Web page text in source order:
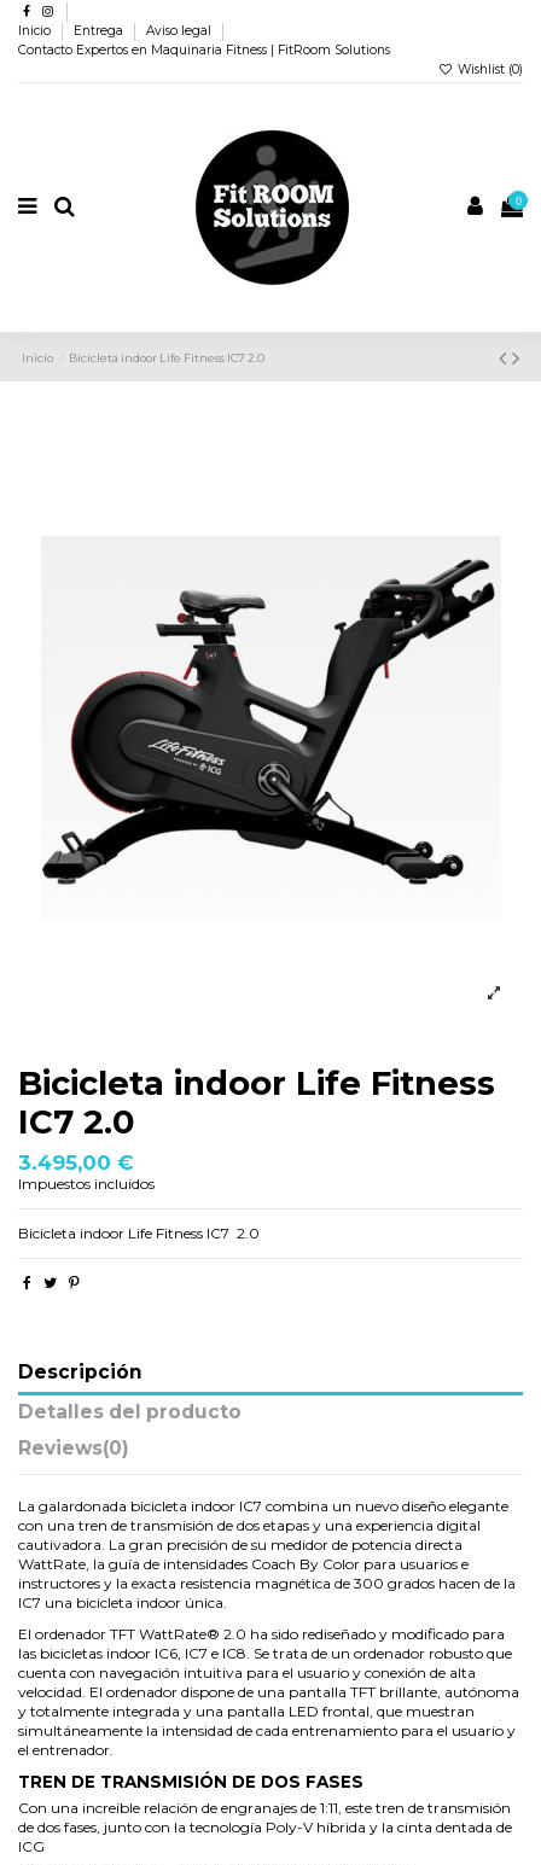
Inicio Entrega
Aviso legal
Contacto Expertos en Maquinaria Fitness | FitRoom Solutions
Wishlist (0)
0
Inicio Bicicleta indoor Life Fitness IC7 2.0
Bicicleta indoor Life Fitness
IC7 2.0
3.495,00 €
Impuestos incluidos
Bicicleta indoor Life Fitness IC7 2.0
Descripción
Detalles del producto
Reviews(0)
La galardonada bicicleta indoor IC7 combina un nuevo diseño elegante
con una tren de transmisión de dos etapas y una experiencia digital
cautivadora. La gran precisión de su medidor de potencia directa
WattRate, la guía de intensidades Coach By Color para usuarios e
instructores y la exacta resistencia magnética de 300 grados hacen de la
IC7 una bicicleta indoor única.
El ordenador TFT WattRate® 2.0 ha sido rediseñado y modificado para
las bicicletas indoor IC6, IC7 e IC8. Se trata de un ordenador robusto que
cuenta con navegación intuitiva para el usuario y conexión de alta
velocidad. El ordenador dispone de una pantalla TFT brillante, autónoma
y totalmente integrada y una pantalla LED frontal, que muestran
simultáneamente la intensidad de cada entrenamiento para el usuario y
el entrenador.
TREN DE TRANSMISIÓN DE DOS FASES
Con una increíble relación de engranajes de 1:11, este tren de transmisión
de dos fases, junto con la tecnología Poly-V híbrida y la cinta dentada de
ICG